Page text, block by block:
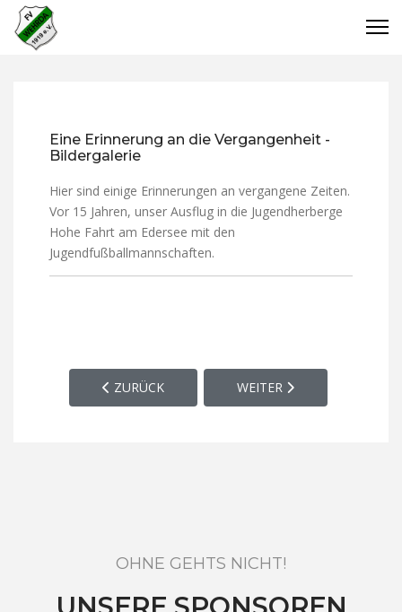
Eine Erinnerung an die Vergangenheit -
Bildergalerie
Hier sind einige Erinnerungen an vergangene Zeiten.
Vor 15 Jahren, unser Ausflug in die Jugendherberge
Hohe Fahrt am Edersee mit den
Jugendfußballmannschaften.
VORHERIGER BEITRAG: SPORTPLATZ,
ZURÜCK NÄCHSTER BEITRAG: OFF
WEITER
OHNE GEHTS NICHT!